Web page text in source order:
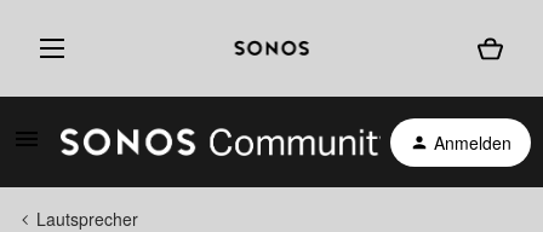
Anmelden
Lautsprecher